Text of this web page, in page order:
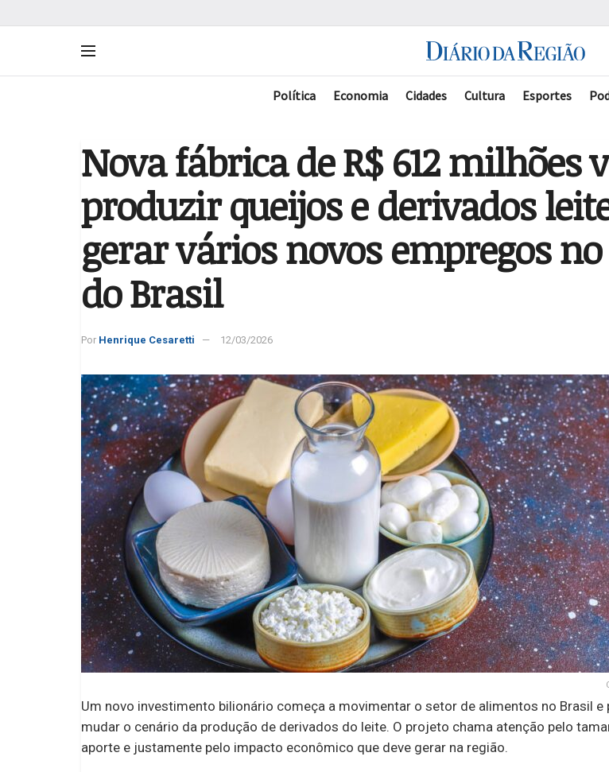
Política Economia Cidades Cultura Esportes
Nova fábrica de R$ 612 milhões
produzir queijos e derivados
gerar vários novos empregos
do Brasil
Por Henrique Cesaretti 12/03/2026
Um novo investimento bilionário começa a movimentar o setor de alimentos no Brasil e
mudar o cenário da produção de derivados do leite. O projeto chama atenção pelo
aporte e justamente pelo impacto econômico que deve gerar na região.